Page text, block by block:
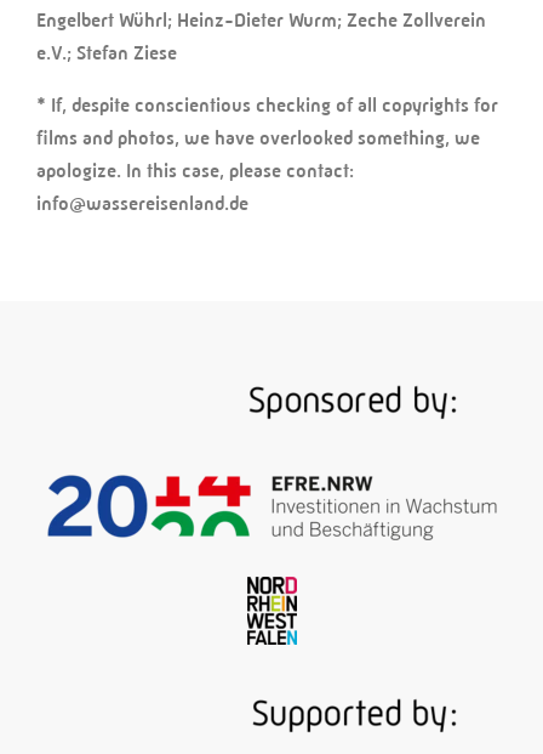
Engelbert Wührl; Heinz-Dieter Wurm; Zeche Zollverein
e.V.; Stefan Ziese
* If, despite conscientious checking of all copyrights for
films and photos, we have overlooked something, we
apologize. In this case, please contact:
info@wassereisenland.de